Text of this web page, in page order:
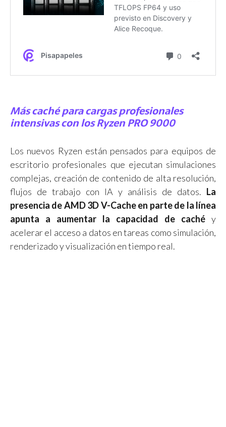
Más caché para cargas profesionales
intensivas con los Ryzen PRO 9000
Los nuevos Ryzen están pensados para equipos de
escritorio profesionales que ejecutan simulaciones
complejas, creación de contenido de alta resolución,
flujos de trabajo con IA y análisis de datos. La
presencia de AMD 3D V-Cache en parte de la línea
apunta a aumentar la capacidad de caché y
acelerar el acceso a datos en tareas como simulación,
renderizado y visualización en tiempo real.